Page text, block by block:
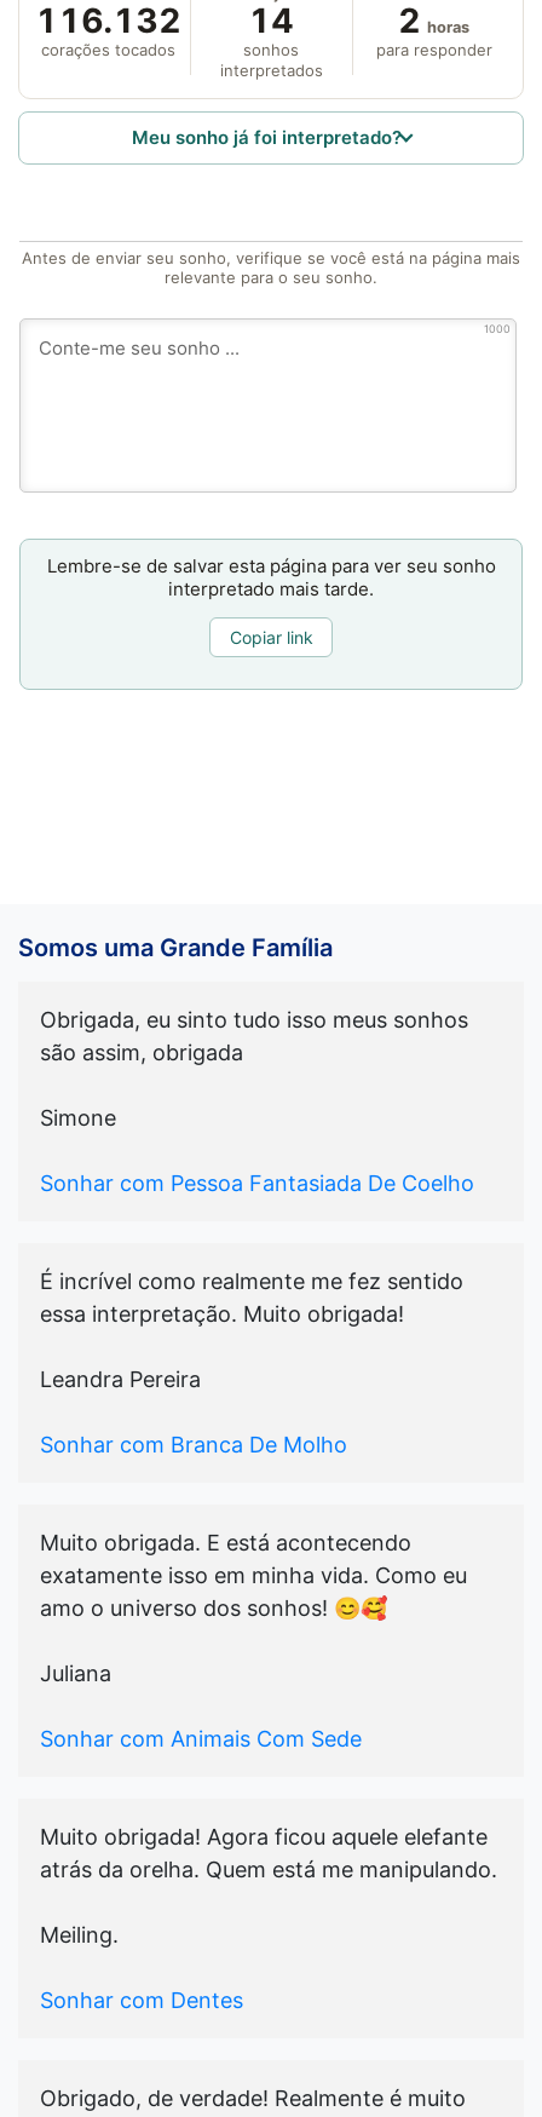
116.132
corações tocados
14
sonhos
interpretados
2 horas
para responder
Meu sonho já foi interpretado?
Antes de enviar seu sonho, verifique se você está na página mais
relevante para o seu sonho.
1000
Lembre-se de salvar esta página para ver seu sonho
interpretado mais tarde.
Copiar link
Somos uma Grande Família
Obrigada, eu sinto tudo isso meus sonhos
são assim, obrigada
Simone
Sonhar com Pessoa Fantasiada De Coelho
É incrível como realmente me fez sentido
essa interpretação. Muito obrigada!
Leandra Pereira
Sonhar com Branca De Molho
Muito obrigada. E está acontecendo
exatamente isso em minha vida. Como eu
amo o universo dos sonhos! 😊🥰
Juliana
Sonhar com Animais Com Sede
Muito obrigada! Agora ficou aquele elefante
atrás da orelha. Quem está me manipulando.
Meiling.
Sonhar com Dentes
Obrigado, de verdade! Realmente é muito